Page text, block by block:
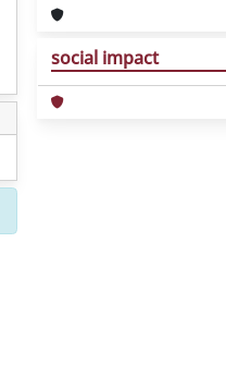
social impact